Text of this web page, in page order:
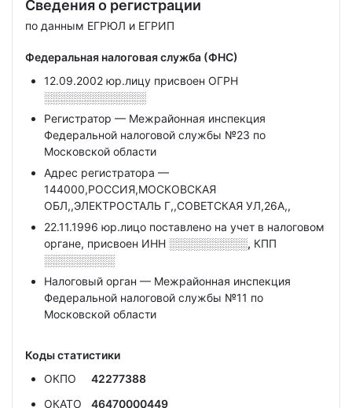
Сведения о регистрации
по данным ЕГРЮЛ и ЕГРИП
Федеральная налоговая служба (ФНС)
12.09.2002 юр.лицу присвоен ОГРН
░░░░░░░░░░░░░
Регистратор — Межрайонная инспекция
Федеральной налоговой службы №23 по
Московской области
Адрес регистратора —
144000,РОССИЯ,МОСКОВСКАЯ
ОБЛ,,ЭЛЕКТРОСТАЛЬ Г,,СОВЕТСКАЯ УЛ,26А,,
22.11.1996 юр.лицо поставлено на учет в налоговом
органе, присвоен ИНН ░░░░░░░░░░, КПП
░░░░░░░░░
Налоговый орган — Межрайонная инспекция
Федеральной налоговой службы №11 по
Московской области
Коды статистики
ОКПО
42277388
ОКАТО
46470000449